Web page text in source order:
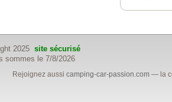
2025 site sécurisé
sommes le 7/8/2026
Rejoignez aussicamping-car-passion.com — la